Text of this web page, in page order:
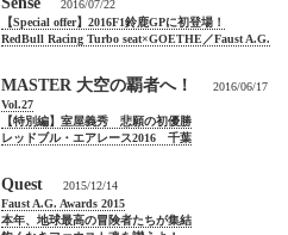
2016/07/22
【Special offer】2016F1鈴鹿GPに初登場！
RedBull Racing Turbo seat×GOETHE／Faust A.G.
MASTER 大空の覇者へ！
2016/06/17
Vol.27
【特別編】室屋義秀 悲願の初優勝
レッドブル・エアレース2016 千葉
Quest
2015/12/14
Faust A.G. Awards 2015
本年、地球最高の冒険者たちが集結